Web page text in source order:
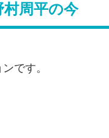
周平の今
です。